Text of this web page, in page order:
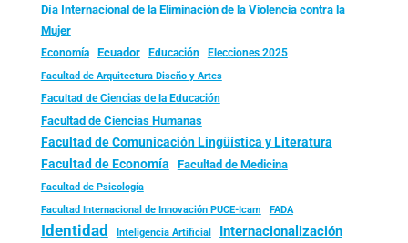
Día Internacional de la Eliminación de la Violencia contra la
Mujer
Economía Ecuador Educación Elecciones 2025
Facultad de Arquitectura Diseño y Artes
Facultad de Ciencias de la Educación
Facultad de Ciencias Humanas
Facultad de Comunicación Lingüística y Literatura
Facultad de Economía Facultad de Medicina
Facultad de Psicología
Facultad Internacional de Innovación PUCE-Icam FADA
Identidad Inteligencia Artificial Internacionalización